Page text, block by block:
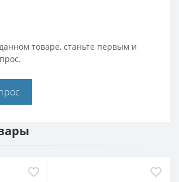
товаре, станьте первым и